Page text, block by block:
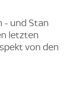
- und Stan
letzten
von den